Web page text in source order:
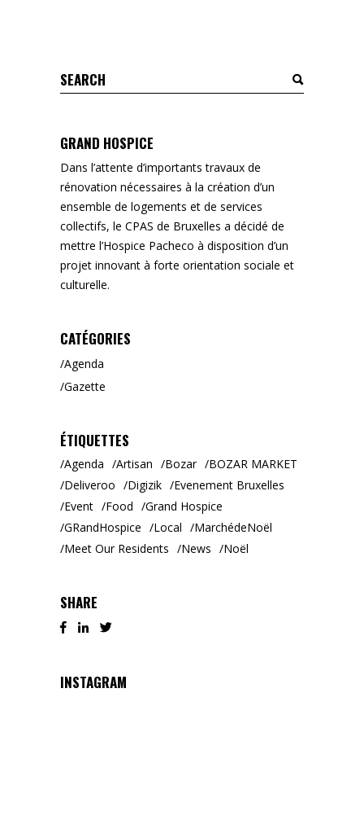
Search
for:
GRAND HOSPICE
Dans l’attente d’importants travaux de
rénovation nécessaires à la création d’un
ensemble de logements et de services
collectifs, le CPAS de Bruxelles a décidé de
mettre l’Hospice Pacheco à disposition d’un
projet innovant à forte orientation sociale et
culturelle.
CATÉGORIES
Agenda
Gazette
ÉTIQUETTES
Agenda Artisan Bozar
BOZAR MARKET
Deliveroo
Digizik
Evenement Bruxelles
Event
Food
Grand Hospice
GRandHospice
Local
MarchédeNoël
Meet Our Residents
News Noël
SHARE
INSTAGRAM